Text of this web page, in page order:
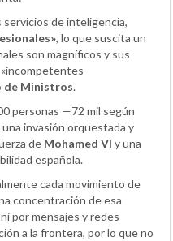
servicios de inteligencia,
, lo que suscita un
son magníficos y sus
de Ministros.
personas —72 mil según
invasión orquestada y
de Mohamed VI y una
española.
cada movimiento de
concentración de esa
por mensajes y redes
a la frontera, por lo que no